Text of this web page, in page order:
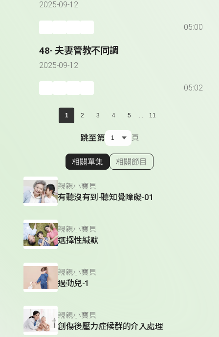
2025-09-12
05:00
48- 夫妻管教不同調
2025-09-12
05:02
1 2 3 4 5 ... 11
跳至第 頁
顯示相關單集
相關單集 相關節目
親親小寶貝
有聽沒有到-聽知覺障礙-01
親親小寶貝
選擇性緘默
親親小寶貝
過動兒-1
親親小寶貝
創傷後壓力症候群的介入處理